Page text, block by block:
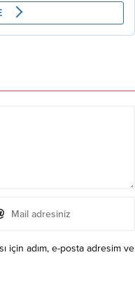
için adım, e-posta adresim ve